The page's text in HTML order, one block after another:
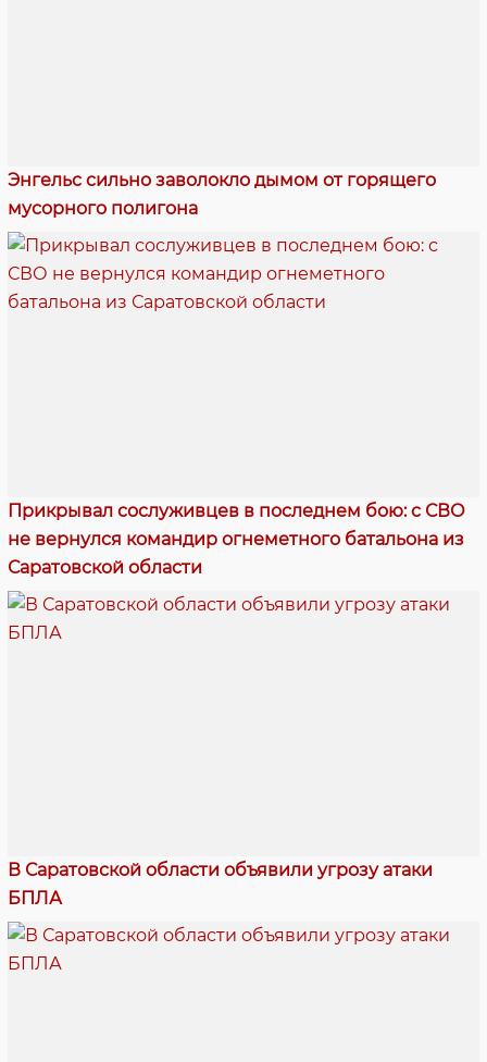
Энгельс сильно заволокло дымом от горящего
мусорного полигона
Прикрывал сослуживцев в последнем бою: с СВО
не вернулся командир огнеметного батальона из
Саратовской области
В Саратовской области объявили угрозу атаки
БПЛА